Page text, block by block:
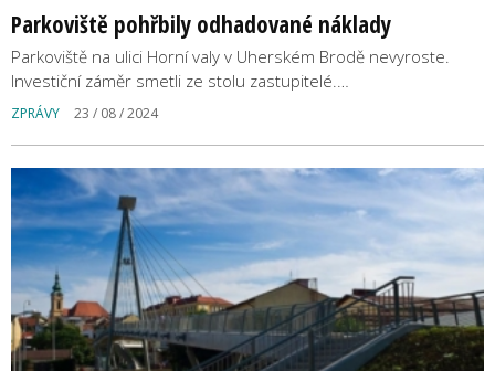
Parkoviště pohřbily odhadované náklady
Parkoviště na ulici Horní valy v Uherském Brodě nevyroste.
Investiční záměr smetli ze stolu zastupitelé.…
ZPRÁVY 23 / 08 / 2024